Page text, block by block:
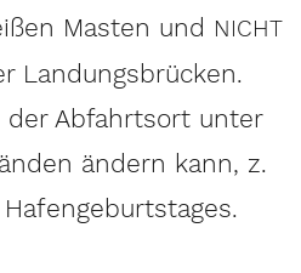
Masten und NICHT
Landungsbrücken.
der Abfahrtsort unter
ändern kann, z.